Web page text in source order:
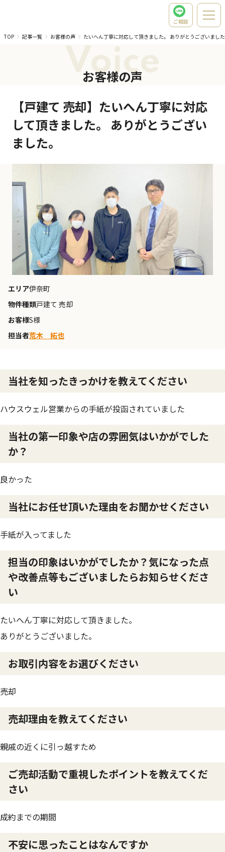
ご相談
TOP
記事一覧 お客様の声 たいへん丁寧に対応して頂きました。 ありがとうございまし
Voice
お客様の声
【戸建て 売却】たいへん丁寧に対応
して頂きました。 ありがとうござい
ました。
エリア伊奈町
物件種類戸建て 売却
お客様S様
担当者荒木 拓也
当社を知ったきっかけを教えてください
ハウスウェル営業からの手紙が投函されていました
当社の第一印象や店の雰囲気はいかがでした
か？
良かった
当社にお任せ頂いた理由をお聞かせください
手紙が入ってました
担当の印象はいかがでしたか？気になった点
や改善点等もございましたらお知らせくださ
い
たいへん丁寧に対応して頂きました。
ありがとうございました。
お取引内容をお選びください
売却
売却理由を教えてください
親戚の近くに引っ越すため
ご売却活動で重視したポイントを教えてくだ
さい
成約までの期間
不安に思ったことはなんですか